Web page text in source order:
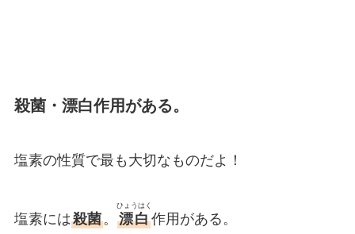
殺菌・漂白作用がある。
塩素の性質で最も大切なものだよ！
塩素には殺菌。 漂白
ひょうはく
作用がある。